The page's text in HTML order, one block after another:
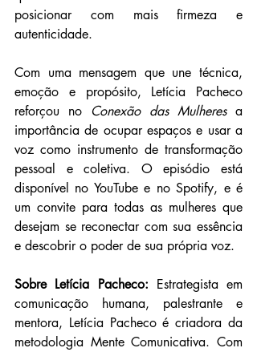
posicionar com mais firmeza e
autenticidade.
Com uma mensagem que une técnica,
emoção e propósito, Letícia Pacheco
reforçou no Conexão das Mulheres a
importância de ocupar espaços e usar a
voz como instrumento de transformação
pessoal e coletiva. O episódio está
disponível no YouTube e no Spotify, e é
um convite para todas as mulheres que
desejam se reconectar com sua essência
e descobrir o poder de sua própria voz.
Sobre Letícia Pacheco: Estrategista em
comunicação humana, palestrante e
mentora, Letícia Pacheco é criadora da
metodologia Mente Comunicativa. Com